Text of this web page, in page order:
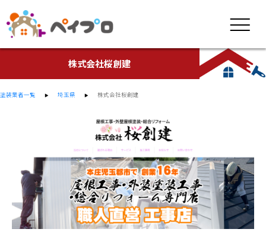
株式会社桜創建
塗装業者一覧 埼玉県 株式会社桜創建